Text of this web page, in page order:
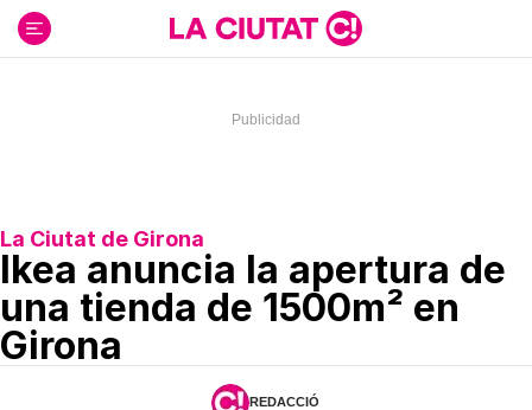
contenido
La Ciutat de Girona
Ikea anuncia la apertura de
una tienda de 1500m² en
Girona
REDACCIÓ